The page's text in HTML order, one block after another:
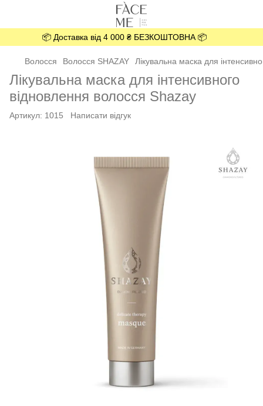
📦 Доставка від 4 000 ₴ БЕЗКОШТОВНА 📦
Волосся Волосся SHAZAY Лікувальна маска для
Лікувальна маска для інтенсивного
відновлення волосся Shazay
Артикул: 1015 Написати відгук